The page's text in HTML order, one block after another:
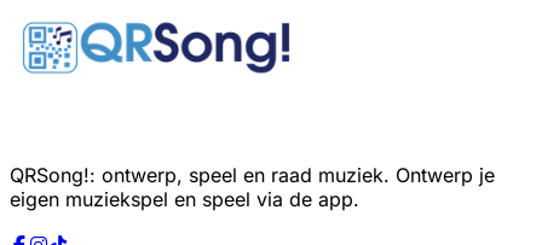
QRSong!: ontwerp, speel en raad muziek. Ontwerp je
eigen muziekspel en speel via de app.